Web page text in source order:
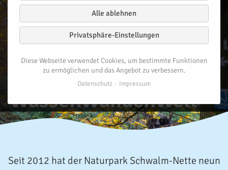
Premium-
Wanderwege
Wasser.Wander.Welt
Seit 2012 hat der Naturpark Schwalm-Nette neun
Alle ablehnen
Privatsphäre-Einstellungen
Diese Webseite verwendet Cookies, um bestimmte Funktionen
zu ermöglichen und das Angebot zu verbessern.
Datenschutz Impressum